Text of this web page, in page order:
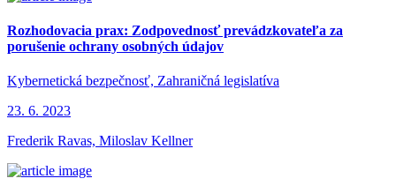
Rozhodovacia prax: Zodpovednosť prevádzkovateľa za
porušenie ochrany osobných údajov
Kybernetická bezpečnosť, Zahraničná legislatíva
23. 6. 2023
Frederik Ravas, Miloslav Kellner